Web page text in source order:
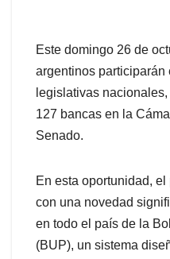
Este domingo 26 de
argentinos participarán
legislativas
127 bancas en la
Senado.
En esta oportunidad,
con una novedad
en todo el país de la
(BUP), un sistema